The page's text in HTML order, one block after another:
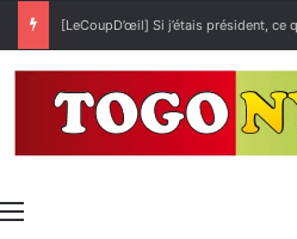
[LeCoupD’œil] Si j’étais président, ce
Menu